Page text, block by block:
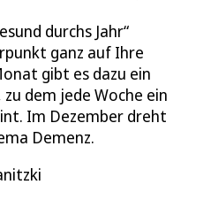
durchs Jahr“
ganz auf Ihre
gibt es dazu ein
dem jede Woche ein
Im Dezember dreht
Demenz.